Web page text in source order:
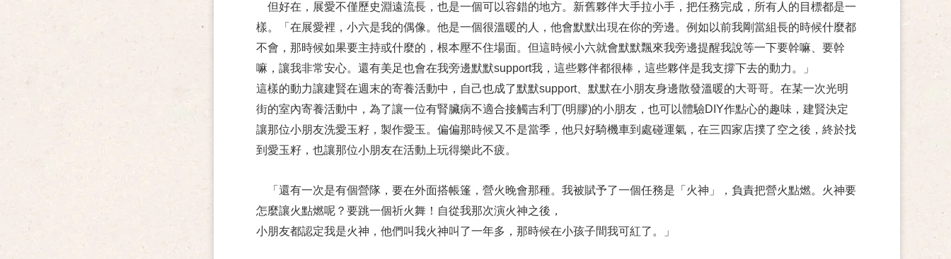
但好在，展愛不僅歷史淵遠流長，也是一個可以容錯的地方。新舊夥伴大手拉小手，把任務完成，所有人的目標都是一
樣。「在展愛裡，小六是我的偶像。他是一個很溫暖的人，他會默默出現在你的旁邊。例如以前我剛當組長的時候什麼都
不會，那時候如果要主持或什麼的，根本壓不住場面。但這時候小六就會默默飄來我旁邊提醒我說等一下要幹嘛、要幹
嘛，讓我非常安心。還有美足也會在我旁邊默默support我，這些夥伴都很棒，這些夥伴是我支撐下去的動力。」
這樣的動力讓建賢在週末的寄養活動中，自己也成了默默support、默默在小朋友身邊散發溫暖的大哥哥。在某一次光明
街的室內寄養活動中，為了讓一位有腎臟病不適合接觸吉利丁(明膠)的小朋友，也可以體驗DIY作點心的趣味，建賢決定
讓那位小朋友洗愛玉籽，製作愛玉。偏偏那時候又不是當季，他只好騎機車到處碰運氣，在三四家店撲了空之後，終於找
到愛玉籽，也讓那位小朋友在活動上玩得樂此不疲。
「還有一次是有個營隊，要在外面搭帳篷，營火晚會那種。我被賦予了一個任務是「火神」，負責把營火點燃。火神要
怎麼讓火點燃呢？要跳一個祈火舞！自從我那次演火神之後，
小朋友都認定我是火神，他們叫我火神叫了一年多，那時候在小孩子間我可紅了。」